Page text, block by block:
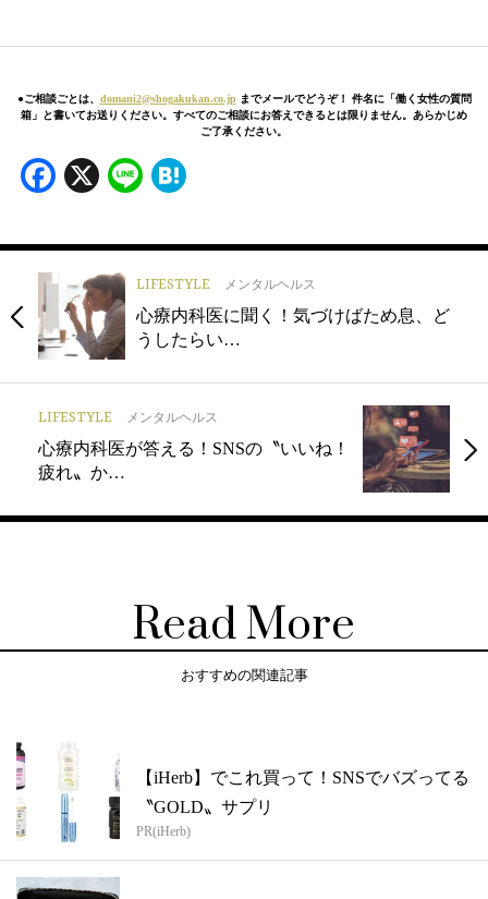
●ご相談ごとは、 domani2@shogakukan.co.jp までメールでどうぞ！ 件名に「働く女性の質問
箱」と書いてお送りください。すべてのご相談にお答えできるとは限りません。あらかじめ
ご了承ください。
Facebook
X Line
LIFESTYLE メンタルヘルス
心療内科医に聞く！気づけばため息、ど
うしたらい…
LIFESTYLE メンタルヘルス
心療内科医が答える！SNSの〝いいね！
疲れ〟か…
Read More
おすすめの関連記事
【iHerb】でこれ買って！SNSでバズってる
〝GOLD〟サプリ
PR(iHerb)